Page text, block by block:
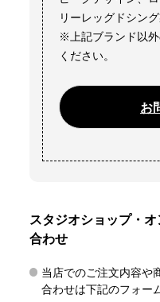
リーレッグドシン
※上記ブランド以
ください。
お
スタジオショップ・
合わせ
当店でのご注文内容や
合わせは下記のフォー